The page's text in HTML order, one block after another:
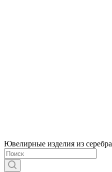
Ювелирные изделия из серебра